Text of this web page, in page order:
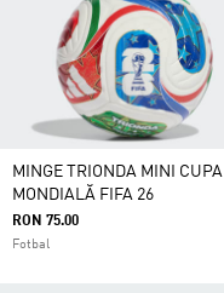
MINGE TRIONDA MINI CUPA
MONDIALĂ FIFA 26
RON 75.00
Fotbal